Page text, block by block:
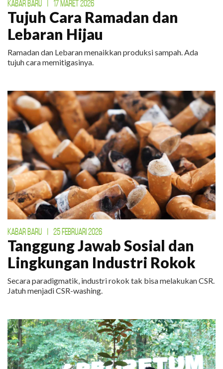
KABAR BARU 17 MARET 2026
Tujuh Cara Ramadan dan
Lebaran Hijau
Ramadan dan Lebaran menaikkan produksi sampah. Ada
tujuh cara memitigasinya.
KABAR BARU | 25 FEBRUARI 2026
Tanggung Jawab Sosial dan
Lingkungan Industri Rokok
Secara paradigmatik, industri rokok tak bisa melakukan CSR.
Jatuh menjadi CSR-washing.